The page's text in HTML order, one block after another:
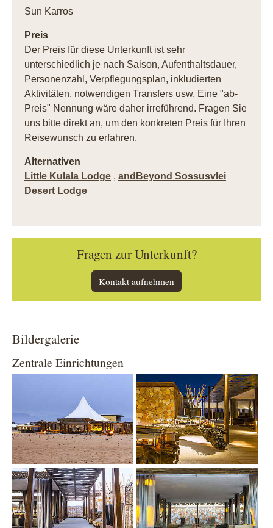
Sun Karros
Preis
Der Preis für diese Unterkunft ist sehr
unterschiedlich je nach Saison, Aufenthaltsdauer,
Personenzahl, Verpflegungsplan, inkludierten
Aktivitäten, notwendigen Transfers usw. Eine "ab-
Preis" Nennung wäre daher irreführend. Fragen Sie
uns bitte direkt an, um den konkreten Preis für Ihren
Reisewunsch zu erfahren.
Alternativen
Little Kulala Lodge , andBeyond Sossusvlei
Desert Lodge
Fragen zur Unterkunft?
Kontakt aufnehmen
Bildergalerie
Zentrale Einrichtungen
Show larger version
Show larger version Show larger version